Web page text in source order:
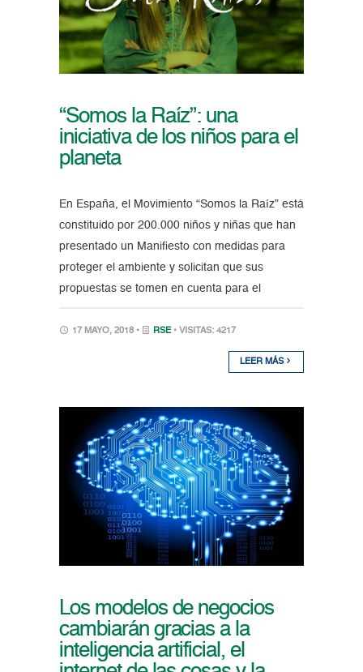
“Somos la Raíz”: una
iniciativa de los niños para el
planeta
En España, el Movimiento “Somos la Raíz” está
constituido por 200.000 niños y niñas que han
presentado un Manifiesto con medidas para
proteger el ambiente y solicitan que sus
propuestas se tomen en cuenta para el
17 MAYO, 2018 • RSE • VISITAS: 4217
LEER MÁS
Los modelos de negocios
cambiarán gracias a la
inteligencia artificial, el